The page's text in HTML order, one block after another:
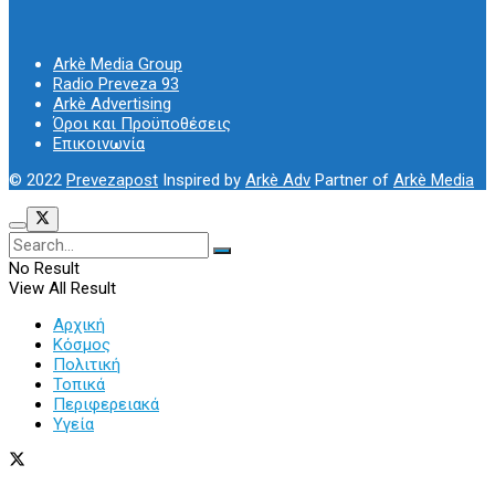
Arkè Media Group
Radio Preveza 93
Arkè Advertising
Όροι και Προϋποθέσεις
Επικοινωνία
© 2022 Prevezapost Inspired by Arkè Adv Partner of Arkè Media
No Result
View All Result
Αρχική
Κόσμος
Πολιτική
Τοπικά
Περιφερειακά
Υγεία